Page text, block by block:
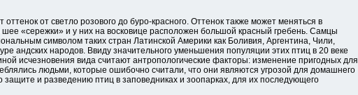
от светло розового до буро-красного. Оттенок также может меняться в
«сережки» и у них на восковице расположен большой красный гребень. Самцы
символом таких стран Латинской Америки как Боливия, Аргентина, Чили,
андских народов. Ввиду значительного уменьшения популяции этих птиц в 20 веке
исчезновения вида считают антропологические факторы: изменение пригодных для
людьми, которые ошибочно считали, что они являются угрозой для домашнего
и разведению птиц в заповедниках и зоопарках, для их последующего